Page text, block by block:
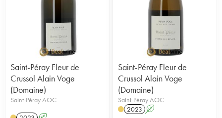
Saint-Péray Fleur de
Crussol Alain Voge
(Domaine)
Saint-Péray AOC
Saint-Péray Fleur de
Crussol Alain Voge
(Domaine)
Saint-Péray AOC
2023 A